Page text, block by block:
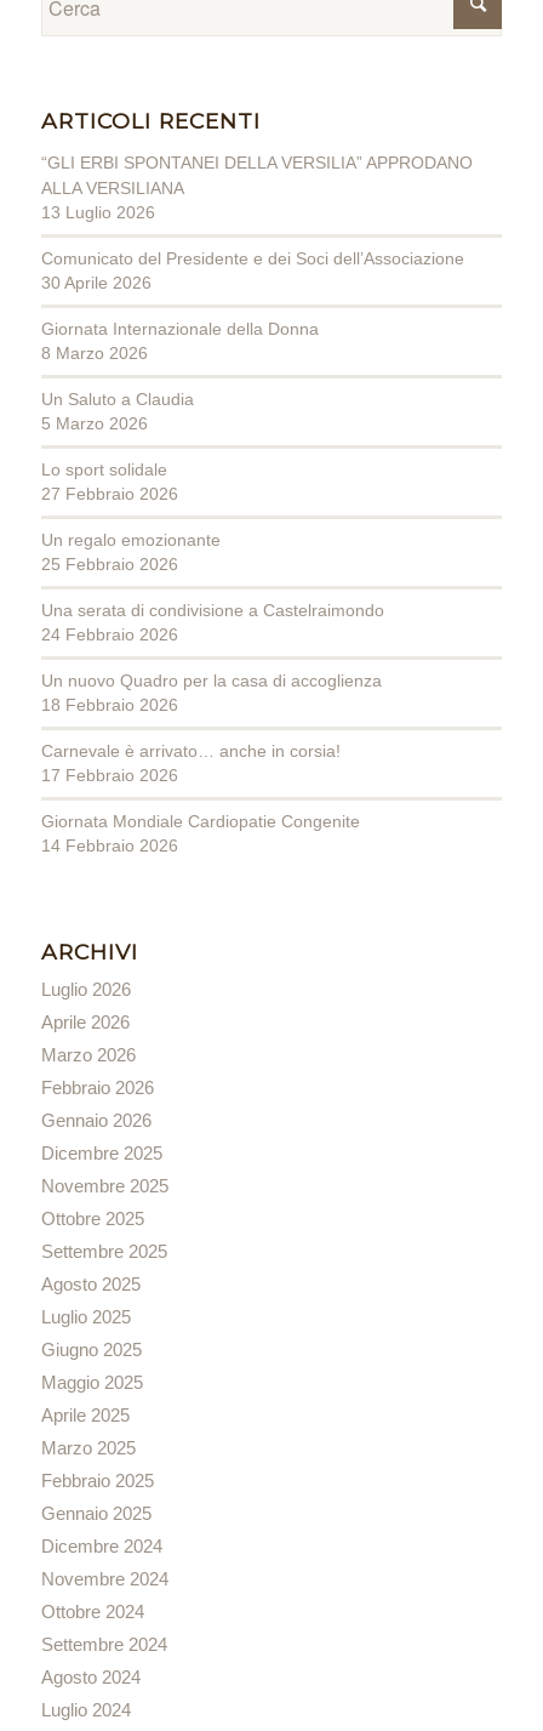
ARTICOLI RECENTI
“GLI ERBI SPONTANEI DELLA VERSILIA” APPRODANO
ALLA VERSILIANA
13 Luglio 2026
Comunicato del Presidente e dei Soci dell’Associazione
30 Aprile 2026
Giornata Internazionale della Donna
8 Marzo 2026
Un Saluto a Claudia
5 Marzo 2026
Lo sport solidale
27 Febbraio 2026
Un regalo emozionante
25 Febbraio 2026
Una serata di condivisione a Castelraimondo
24 Febbraio 2026
Un nuovo Quadro per la casa di accoglienza
18 Febbraio 2026
Carnevale è arrivato… anche in corsia!
17 Febbraio 2026
Giornata Mondiale Cardiopatie Congenite
14 Febbraio 2026
ARCHIVI
Luglio 2026
Aprile 2026
Marzo 2026
Febbraio 2026
Gennaio 2026
Dicembre 2025
Novembre 2025
Ottobre 2025
Settembre 2025
Agosto 2025
Luglio 2025
Giugno 2025
Maggio 2025
Aprile 2025
Marzo 2025
Febbraio 2025
Gennaio 2025
Dicembre 2024
Novembre 2024
Ottobre 2024
Settembre 2024
Agosto 2024
Luglio 2024